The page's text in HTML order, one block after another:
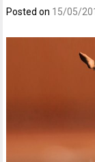
Posted on 15/05/